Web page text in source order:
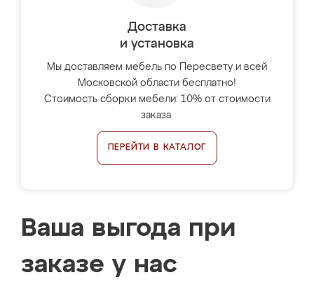
Доставка
и установка
Мы доставляем мебель по Пересвету и всей
Московской области бесплатно!
Стоимость сборки мебели: 10% от стоимости
заказа.
ПЕРЕЙТИ В КАТАЛОГ
Ваша выгода при
заказе у нас